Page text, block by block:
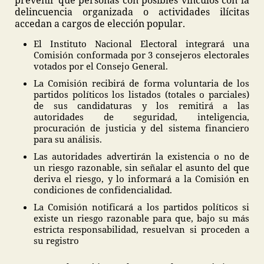
delincuencia organizada o actividades ilícitas
accedan a cargos de elección popular.
El Instituto Nacional Electoral integrará una
Comisión conformada por 3 consejeros electorales
votados por el Consejo General.
La Comisión recibirá de forma voluntaria de los
partidos políticos los listados (totales o parciales)
de sus candidaturas y los remitirá a las
autoridades de seguridad, inteligencia,
procuración de justicia y del sistema financiero
para su análisis.
Las autoridades advertirán la existencia o no de
un riesgo razonable, sin señalar el asunto del que
deriva el riesgo, y lo informará a la Comisión en
condiciones de confidencialidad.
La Comisión notificará a los partidos políticos si
existe un riesgo razonable para que, bajo su más
estricta responsabilidad, resuelvan si proceden a
su registro